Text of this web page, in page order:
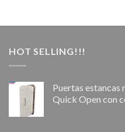
HOT SELLING!!!
Puertas estancas
Quick Open con